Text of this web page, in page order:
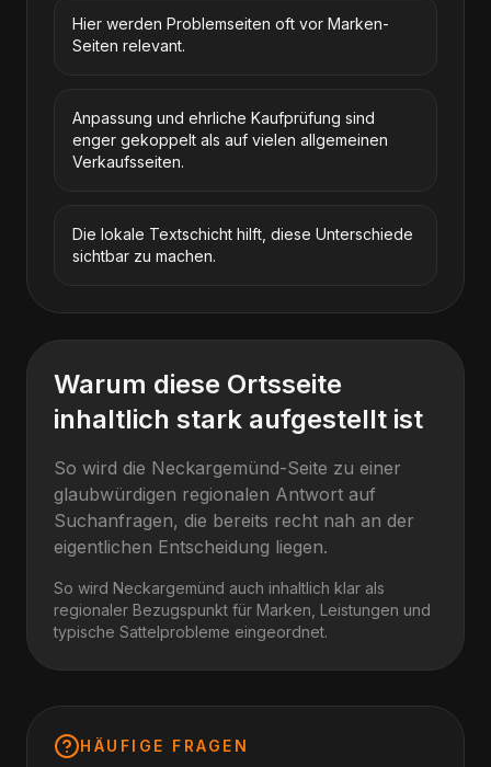
Hier werden Problemseiten oft vor Marken-
Seiten relevant.
Anpassung und ehrliche Kaufprüfung sind
enger gekoppelt als auf vielen allgemeinen
Verkaufsseiten.
Die lokale Textschicht hilft, diese Unterschiede
sichtbar zu machen.
Warum diese Ortsseite
inhaltlich stark aufgestellt ist
So wird die Neckargemünd-Seite zu einer
glaubwürdigen regionalen Antwort auf
Suchanfragen, die bereits recht nah an der
eigentlichen Entscheidung liegen.
So wird Neckargemünd auch inhaltlich klar als
regionaler Bezugspunkt für Marken, Leistungen und
typische Sattelprobleme eingeordnet.
HÄUFIGE FRAGEN